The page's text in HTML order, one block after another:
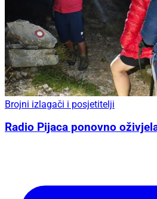
Brojni izlagači i posjetitelji
Radio Pijaca ponovno